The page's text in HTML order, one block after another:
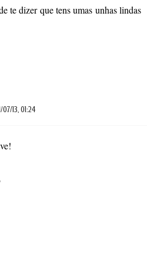
te dizer que tens umas unhas lindas
07/13, 01:24